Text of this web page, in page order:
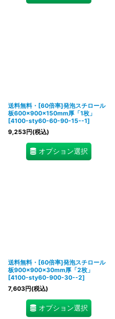
送料無料・[60倍率]発泡スチロール
板600×900×150mm厚「1枚」
[4100-sty60-60-90-15--1]
9,253円(税込)
オプション選択
送料無料・[60倍率]発泡スチロール
板900×900×30mm厚「2枚」
[4100-sty60-900-30--2]
7,603円(税込)
オプション選択